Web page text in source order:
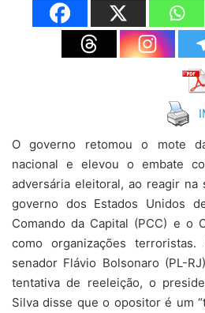
O governo retomou o mote
nacional e elevou o embate
adversária eleitoral, ao reagir na
governo dos Estados Unidos
Comando da Capital (PCC) e o
como organizações
senador Flávio Bolsonaro (PL-
tentativa de reeleição, o
Silva disse que o opositor é um